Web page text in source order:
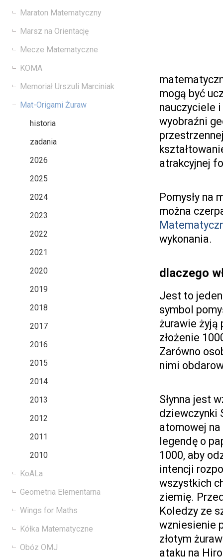
Maraton Matematyczny
Marsz na Orientację
Mecze Matematyczne
KOMA
Memoriał Urszuli Marciniak
Mat-Origami Żuraw
historia
zadania
2026
2025
2024
2023
2022
2021
2020
2019
2018
2017
2016
2015
2014
2013
2012
2011
2010
KoALa
Geometria Elementarna
Wings for Maths
Kółka Matematyczne
Obóz OMJ
mogą być
nauczyciele
wyobraźni
atrakcyjnej
Pomysły na
można
wykonania.
dlaczego
Jest to
symbol
żurawie żyją
złożenie
Zarówno
nimi
Słynna jest
dziewczynki
atomowej na
legendę o
1000, aby
intencji
wszystkich
ziemię.
Koledzy ze
wzniesienie
złotym
ataku na